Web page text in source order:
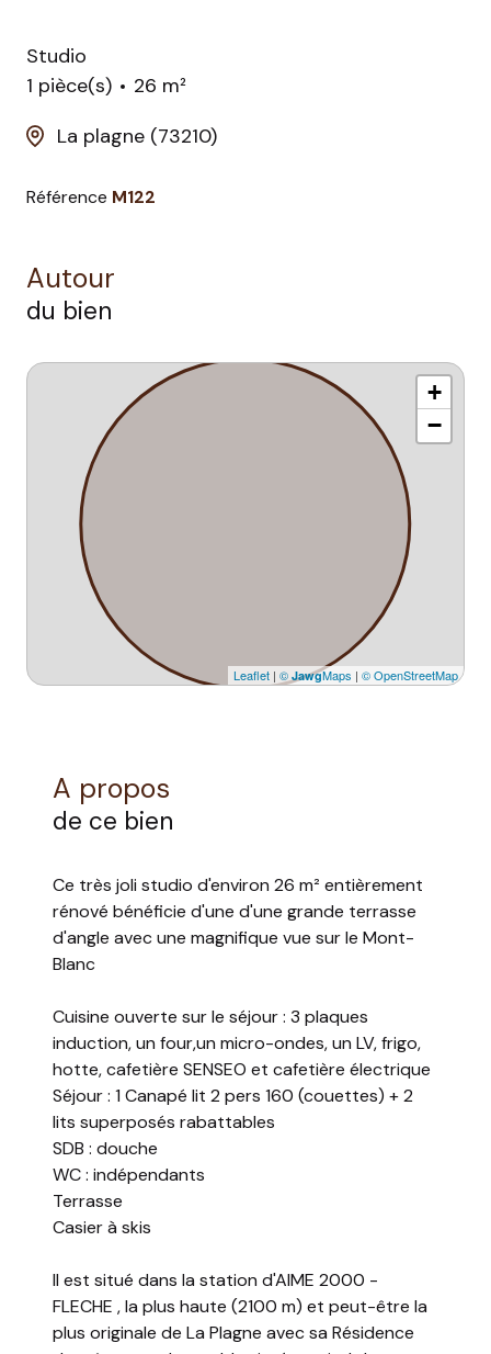
Studio
1 pièce(s)
26 m²
La plagne (73210)
Référence M122
Autour
du bien
+
−
Leaflet | © JawgMaps | © OpenStreetMap
A propos
de ce bien
Ce très joli studio d'environ 26 m² entièrement
rénové bénéficie d'une d'une grande terrasse
d'angle avec une magnifique vue sur le Mont-
Blanc
Cuisine ouverte sur le séjour : 3 plaques
induction, un four,un micro-ondes, un LV, frigo,
hotte, cafetière SENSEO et cafetière électrique
Séjour : 1 Canapé lit 2 pers 160 (couettes) + 2
lits superposés rabattables
SDB : douche
WC : indépendants
Terrasse
Casier à skis
Il est situé dans la station d'AIME 2000 -
FLECHE , la plus haute (2100 m) et peut-être la
plus originale de La Plagne avec sa Résidence